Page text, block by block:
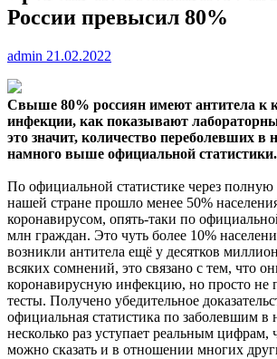
России превысил 80%
admin 21.02.2022
Свыше 80% россиян имеют антитела к
инфекции, как показывают
это значит, количество переболевших в
намного выше официальной статистики.
По официальной статистике через
нашей стране прошло менее 50%
коронавирусом, опять-таки по
млн граждан. Это чуть более 10%
возникли антитела ещё у десятков
всяких сомнений, это связано с тем, что
коронавирусную инфекцию, но просто не
тесты. Получено убедительное
официальная статистика по заболевшим в
несколько раз уступает реальным цифрам,
можно сказать и в отношении многих